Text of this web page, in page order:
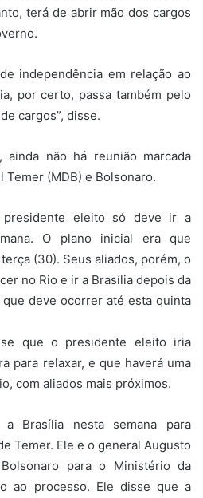
terá de abrir mão dos cargos
independência em relação ao
por certo, passa também pelo
cargos”, disse.
ainda não há reunião marcada
(MDB) e Bolsonaro.
eleito só deve ir a
O plano inicial era que
(30). Seus aliados, porém, o
no Rio e ir a Brasília depois da
deve ocorrer até esta quinta
que o presidente eleito iria
para relaxar, e que haverá uma
com aliados mais próximos.
Brasília nesta semana para
Temer. Ele e o general Augusto
para o Ministério da
ao processo. Ele disse que a